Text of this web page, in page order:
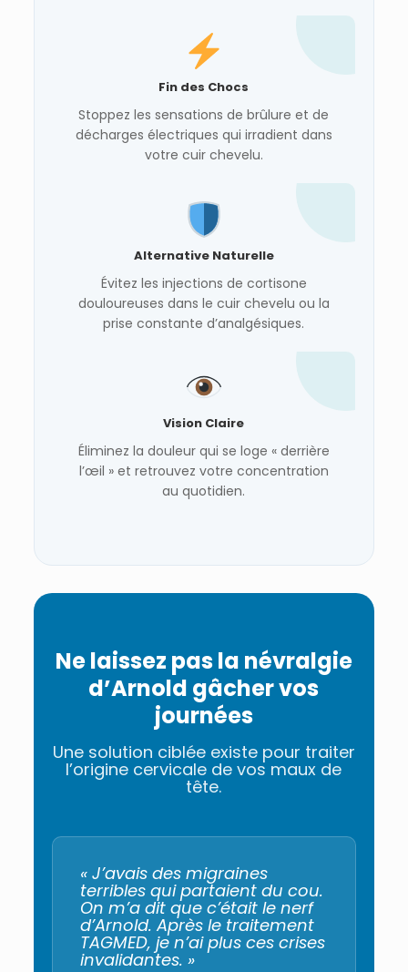
Fin des Chocs
Stoppez les sensations de brûlure et de
décharges électriques qui irradient dans
votre cuir chevelu.
Alternative Naturelle
Évitez les injections de cortisone
douloureuses dans le cuir chevelu ou la
prise constante d’analgésiques.
Vision Claire
Éliminez la douleur qui se loge « derrière
l’œil » et retrouvez votre concentration
au quotidien.
Ne laissez pas la névralgie
d’Arnold gâcher vos
journées
Une solution ciblée existe pour traiter
l’origine cervicale de vos maux de
tête.
« J’avais des migraines
terribles qui partaient du cou.
On m’a dit que c’était le nerf
d’Arnold. Après le traitement
TAGMED, je n’ai plus ces crises
invalidantes. »